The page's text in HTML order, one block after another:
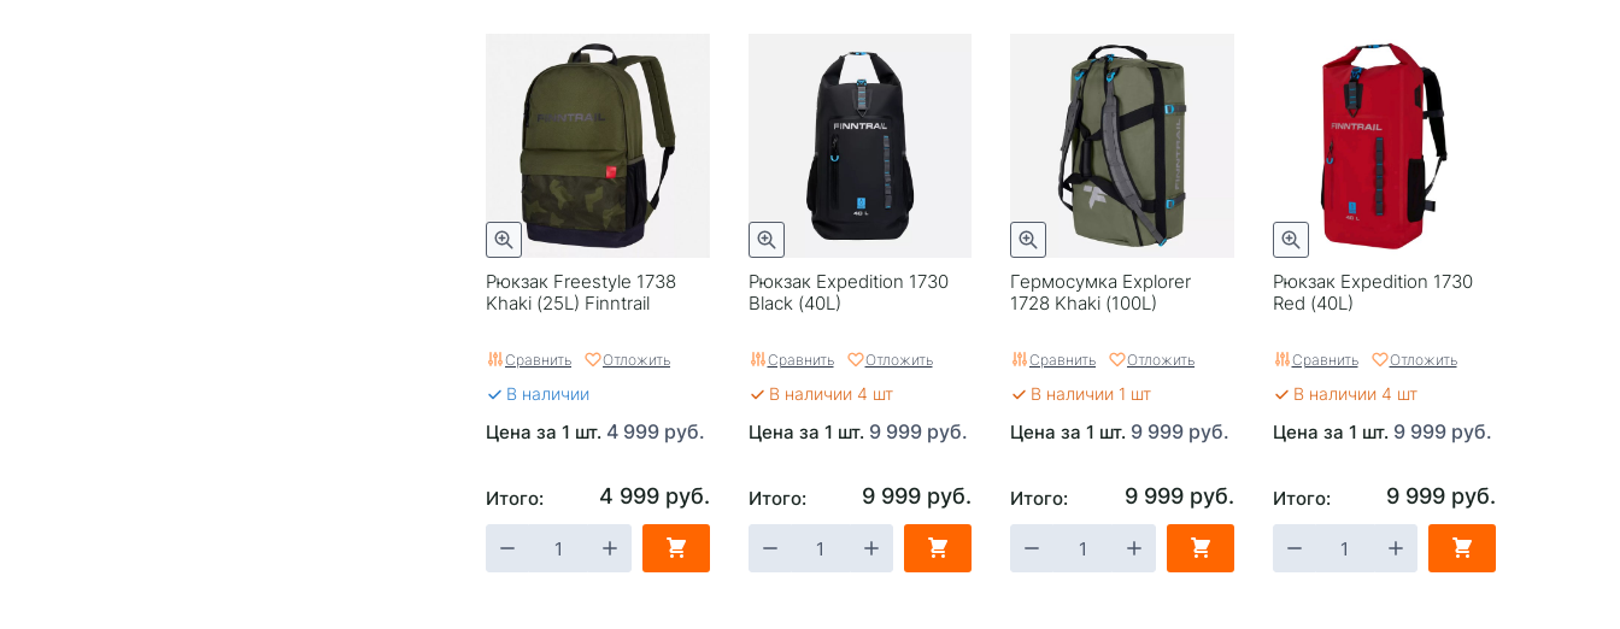
Рюкзак Freestyle 1738
Khaki (25L) Finntrail
Сравнить Отложить
В наличии
Цена за 1 шт. 4 999 руб.
Итого: 4 999 руб.
Рюкзак Expedition 1730
Black (40L)
Сравнить Отложить
В наличии 4 шт
Цена за 1 шт. 9 999 руб.
Итого: 9 999 руб.
Гермосумка Explorer
1728 Khaki (100L)
Сравнить Отложить
В наличии 1 шт
Цена за 1 шт. 9 999 руб.
Итого: 9 999 руб.
Рюкзак Expedition 1730
Red (40L)
Сравнить Отложить
В наличии 4 шт
Цена за 1 шт. 9 999 руб.
Итого: 9 999 руб.